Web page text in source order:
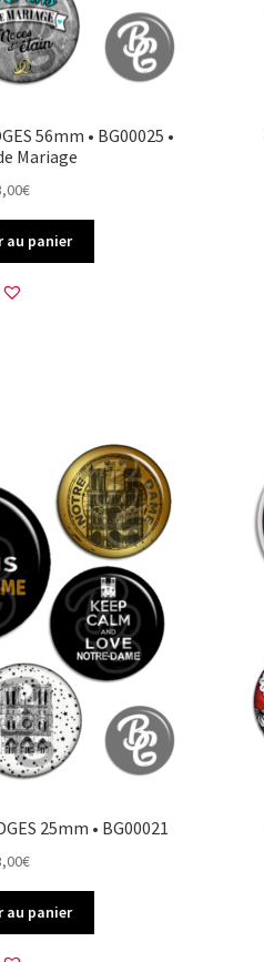
56mm • BG00025 •
Mariage
€
au panier
25mm • BG00021
€
au panier